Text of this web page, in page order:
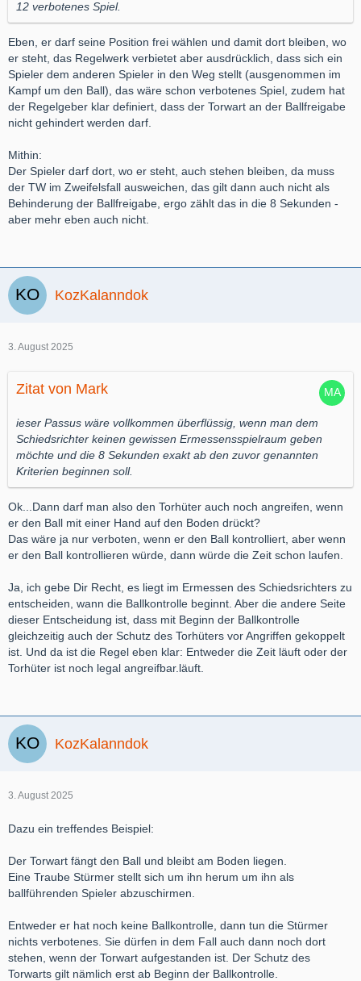
12 verbotenes Spiel.
Eben, er darf seine Position frei wählen und damit dort bleiben, wo
er steht, das Regelwerk verbietet aber ausdrücklich, dass sich ein
Spieler dem anderen Spieler in den Weg stellt (ausgenommen im
Kampf um den Ball), das wäre schon verbotenes Spiel, zudem hat
der Regelgeber klar definiert, dass der Torwart an der Ballfreigabe
nicht gehindert werden darf.
Mithin:
Der Spieler darf dort, wo er steht, auch stehen bleiben, da muss
der TW im Zweifelsfall ausweichen, das gilt dann auch nicht als
Behinderung der Ballfreigabe, ergo zählt das in die 8 Sekunden -
aber mehr eben auch nicht.
KozKalanndok
3. August 2025
Zitat von Mark
ieser Passus wäre vollkommen überflüssig, wenn man dem
Schiedsrichter keinen gewissen Ermessensspielraum geben
möchte und die 8 Sekunden exakt ab den zuvor genannten
Kriterien beginnen soll.
Ok...Dann darf man also den Torhüter auch noch angreifen, wenn
er den Ball mit einer Hand auf den Boden drückt?
Das wäre ja nur verboten, wenn er den Ball kontrolliert, aber wenn
er den Ball kontrollieren würde, dann würde die Zeit schon laufen.
Ja, ich gebe Dir Recht, es liegt im Ermessen des Schiedsrichters zu
entscheiden, wann die Ballkontrolle beginnt. Aber die andere Seite
dieser Entscheidung ist, dass mit Beginn der Ballkontrolle
gleichzeitig auch der Schutz des Torhüters vor Angriffen gekoppelt
ist. Und da ist die Regel eben klar: Entweder die Zeit läuft oder der
Torhüter ist noch legal angreifbar.läuft.
KozKalanndok
3. August 2025
Dazu ein treffendes Beispiel:
Der Torwart fängt den Ball und bleibt am Boden liegen.
Eine Traube Stürmer stellt sich um ihn herum um ihn als
ballführenden Spieler abzuschirmen.
Entweder er hat noch keine Ballkontrolle, dann tun die Stürmer
nichts verbotenes. Sie dürfen in dem Fall auch dann noch dort
stehen, wenn der Torwart aufgestanden ist. Der Schutz des
Torwarts gilt nämlich erst ab Beginn der Ballkontrolle.